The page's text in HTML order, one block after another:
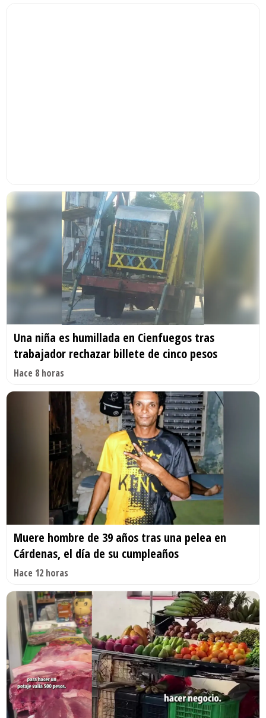
Una niña es humillada en Cienfuegos tras
trabajador rechazar billete de cinco pesos
Hace 8 horas
Muere hombre de 39 años tras una pelea en
Cárdenas, el día de su cumpleaños
Hace 12 horas